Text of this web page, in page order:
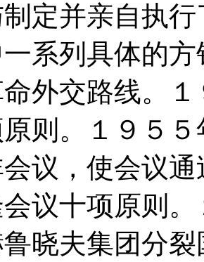
定并亲自执
系列具体的
外交路线。
则。１９５
议，使会议
议十项原则
晓夫集团分